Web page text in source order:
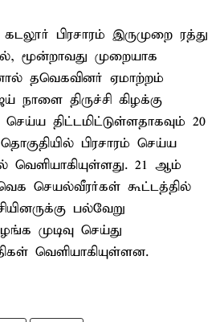
பிரசாரம் இருமுறை ரத்து
மூன்றாவது முறையாக
தவெகவினர் ஏமாற்றம்
திருச்சி கிழக்கு
செய்ய திட்டமிட்டுள்ளதாகவும் 20
பிரசாரம் செய்ய
வெளியாகியுள்ளது. 21 ஆம்
செயல்வீரர்கள் கூட்டத்தில்
பல்வேறு
முடிவு செய்து
வெளியாகியுள்ளன.